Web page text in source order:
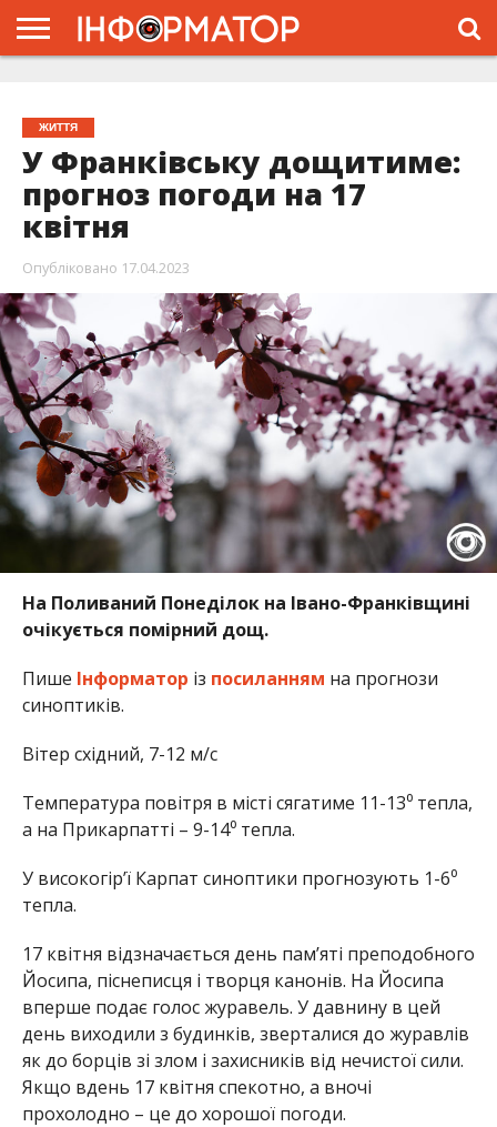
ЖИТТЯ
У Франківську дощитиме:
прогноз погоди на 17
квітня
Опубліковано 17.04.2023
На Поливаний Понеділок на Івано-Франківщині
очікується помірний дощ.
Пише Інформатор із посиланням на прогнози
синоптиків.
Вітер східний, 7-12 м/с
Температура повітря в місті сягатиме 11-13⁰ тепла,
а на Прикарпатті – 9-14⁰ тепла.
У високогір’ї Карпат синоптики прогнозують 1-6⁰
тепла.
17 квітня відзначається день пам’яті преподобного
Йосипа, піснеписця і творця канонів. На Йосипа
вперше подає голос журавель. У давнину в цей
день виходили з будинків, зверталися до журавлів
як до борців зі злом і захисників від нечистої сили.
Якщо вдень 17 квітня спекотно, а вночі
прохолодно – це до хорошої погоди.